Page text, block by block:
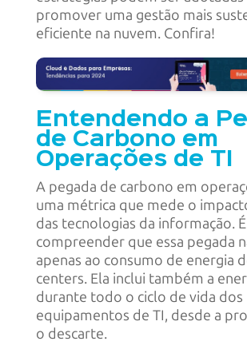
promover uma gestão mais
eficiente na nuvem. Confira!
Entendendo a
de Carbono em
Operações de TI
A pegada de carbono em
uma métrica que mede o
das tecnologias da informação.
compreender que essa pegada
apenas ao consumo de energia
centers. Ela inclui também a
durante todo o ciclo de vida dos
equipamentos de TI, desde a
o descarte.